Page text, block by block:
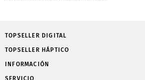
TOPSELLER DIGITAL
TOPSELLER HÁPTICO
INFORMACIÓN
SERVICIO